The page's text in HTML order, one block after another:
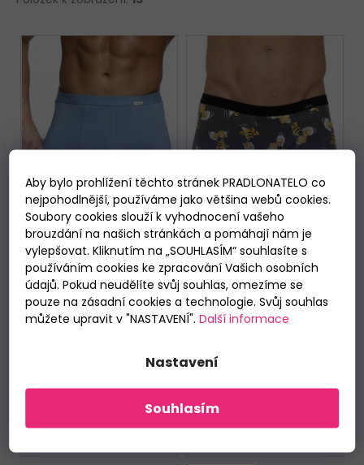
Aby bylo prohlížení těchto stránek PRADLONATELO co
nejpohodlnější, používáme jako většina webů cookies.
Soubory cookies slouží k vyhodnocení vašeho
brouzdání na našich stránkách a pomáhají nám je
vylepšovat. Kliknutím na „SOUHLASÍM“ souhlasíte s
používáním cookies ke zpracování Vašich osobních
údajů. Pokud neudělíte svůj souhlas, omezíme se
pouze na zásadní cookies a technologie. Svůj souhlas
můžete upravit v "NASTAVENÍ". Další informace
Nastavení
Souhlasím
V
ý
p
o
d
u
k
ů
Boxerky Cornette
Authentic 220
sv.modré
DETAIL
Boxerky Cornette
Tattoo 280/254
DETAIL